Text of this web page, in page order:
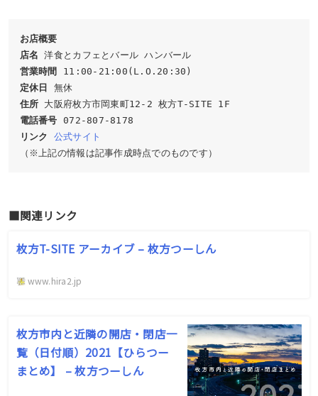
お店概要
店名
営業時間
定休日
住所
電話番号
リンク
公式サイト
（※上記の情報は記事作成時点でのものです）
■関連リンク
枚方T-SITE アーカイブ – 枚方つーしん
www.hira2.jp
枚方市内と近隣の開店・閉店一
覧（日付順）2021【ひらつー
まとめ】 – 枚方つーしん